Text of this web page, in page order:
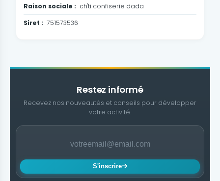
Raison sociale : ch'ti confiserie dada
Siret : 751573536
Restez informé
Recevez nos nouveautés et conseils pour développer
votre activité.
S'inscrire